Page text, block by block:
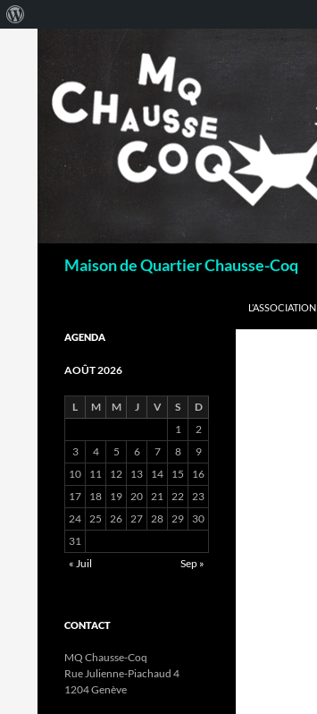
WordPress
Maison de Quartier Chausse-Coq
L’ASSOCIATION
AGENDA
AOÛT 2026
L M M J V S
D
1
2
3
4 5 6 7 8
9
10
11 12 13 14 15
16
17
18 19 20 21 22 23
24 25 26 27 28 29
30
31
« Juil
Sep »
CONTACT
MQ Chausse-Coq
Rue Julienne-Piachaud 4
1204 Genève